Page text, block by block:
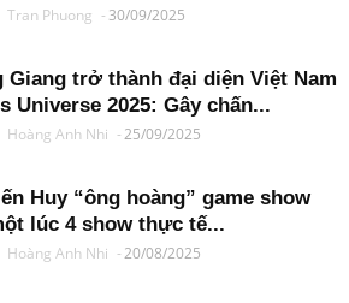
Tran Phuong - 30/09/2025
Giang trở thành đại diện Việt Nam
Universe 2025: Gây chấn...
Hoàng Anh Nhi -25/09/2025
Huy “ông hoàng” game show
lúc 4 show thực tế...
Hoàng Anh Nhi -20/08/2025